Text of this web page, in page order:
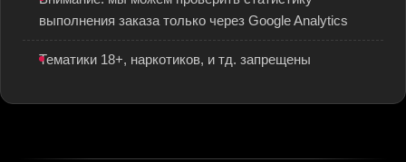
выполнения заказа только через Google Analytics
Тематики 18+, наркотиков, и тд. запрещены